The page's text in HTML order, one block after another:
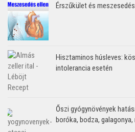
Érszűkület és
Hisztaminos húsleves:
intolerancia esetén
Őszi gyógynövények
boróka, bodza, galagonya,